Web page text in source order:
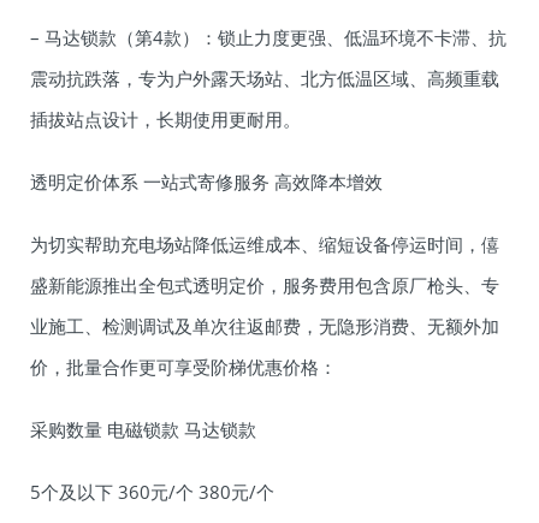
– 马达锁款（第4款）：锁止力度更强、低温环境不卡滞、抗
震动抗跌落，专为户外露天场站、北方低温区域、高频重载
插拔站点设计，长期使用更耐用。
透明定价体系 一站式寄修服务 高效降本增效
为切实帮助充电场站降低运维成本、缩短设备停运时间，僖
盛新能源推出全包式透明定价，服务费用包含原厂枪头、专
业施工、检测调试及单次往返邮费，无隐形消费、无额外加
价，批量合作更可享受阶梯优惠价格：
采购数量 电磁锁款 马达锁款
5个及以下 360元/个 380元/个